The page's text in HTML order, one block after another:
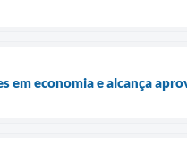
economia e alcança